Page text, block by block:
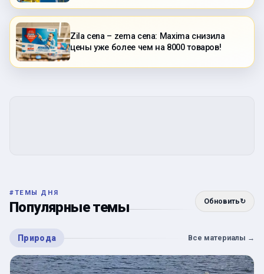
Zila cena – zema cena: Maxima снизила
цены уже более чем на 8000 товаров!
#ТЕМЫ ДНЯ
Популярные темы Обновить↻
Природа Все материалы →